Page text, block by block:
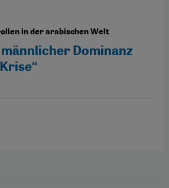
in der arabischen Welt
Dominanz